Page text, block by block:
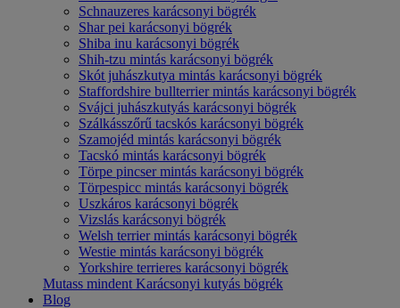
Schnauzeres karácsonyi bögrék
Shar pei karácsonyi bögrék
Shiba inu karácsonyi bögrék
Shih-tzu mintás karácsonyi bögrék
Skót juhászkutya mintás karácsonyi bögrék
Staffordshire bullterrier mintás karácsonyi bögrék
Svájci juhászkutyás karácsonyi bögrék
Szálkásszőrű tacskós karácsonyi bögrék
Szamojéd mintás karácsonyi bögrék
Tacskó mintás karácsonyi bögrék
Törpe pincser mintás karácsonyi bögrék
Törpespicc mintás karácsonyi bögrék
Uszkáros karácsonyi bögrék
Vizslás karácsonyi bögrék
Welsh terrier mintás karácsonyi bögrék
Westie mintás karácsonyi bögrék
Yorkshire terrieres karácsonyi bögrék
Mutass mindent Karácsonyi kutyás bögrék
Blog